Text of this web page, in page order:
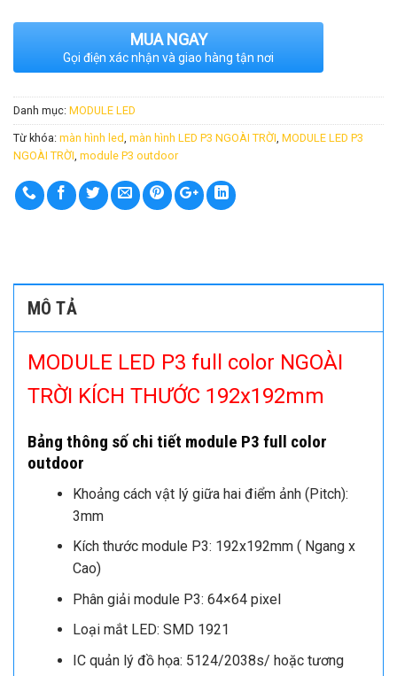
MUA NGAY
Gọi điện xác nhận và giao hàng tận nơi
Danh mục: MODULE LED
Từ khóa: màn hình led, màn hình LED P3 NGOÀI TRỜI, MODULE LED P3
NGOÀI TRỜI, module P3 outdoor
MÔ TẢ
MODULE LED P3 full color NGOÀI
TRỜI KÍCH THƯỚC 192x192mm
Bảng thông số chi tiết module P3 full color
outdoor
Khoảng cách vật lý giữa hai điểm ảnh (Pitch):
3mm
Kích thước module P3: 192x192mm ( Ngang x
Cao)
Phân giải module P3: 64×64 pixel
Loại mắt LED: SMD 1921
IC quản lý đồ họa: 5124/2038s/ hoặc tương